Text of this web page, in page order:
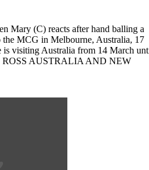
Mary (C) reacts after hand balling a
MCG in Melbourne, Australia, 17
is visiting Australia from 14 March
ROSS AUSTRALIA AND NEW